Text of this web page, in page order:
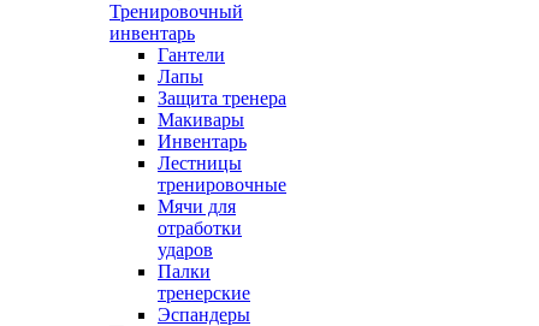
Тренировочный
инвентарь
Гантели
Лапы
Защита тренера
Макивары
Инвентарь
Лестницы
тренировочные
Мячи для
отработки
ударов
Палки
тренерские
Эспандеры